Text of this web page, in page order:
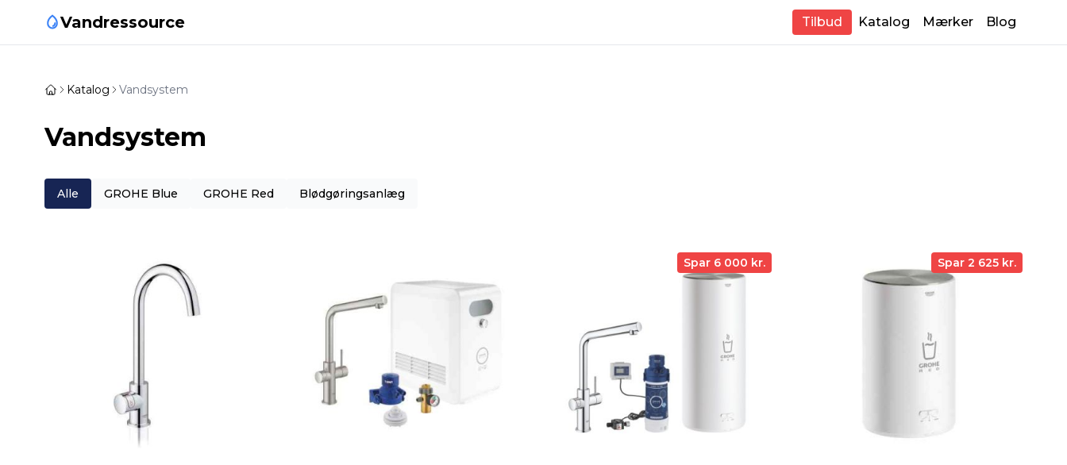
Vandressource Tilbud Katalog Mærker Blog
Katalog Vandsystem
Vandsystem
Alle GROHE Blue GROHE Red Blødgøringsanlæg
Spar 6 000 kr. Spar 2 625 kr.